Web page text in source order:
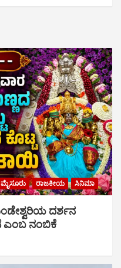
ಮೈಸೂರು ರಾಜಕೀಯ ಸಿನಿಮಾ
ದರ್ಶನ
ಎಂಬ ನಂಬಿಕೆ